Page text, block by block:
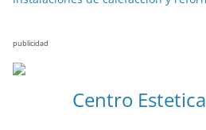
publicidad
Centro